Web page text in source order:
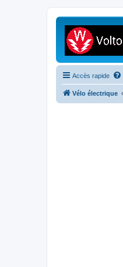
Accès rapide
Vélo électrique